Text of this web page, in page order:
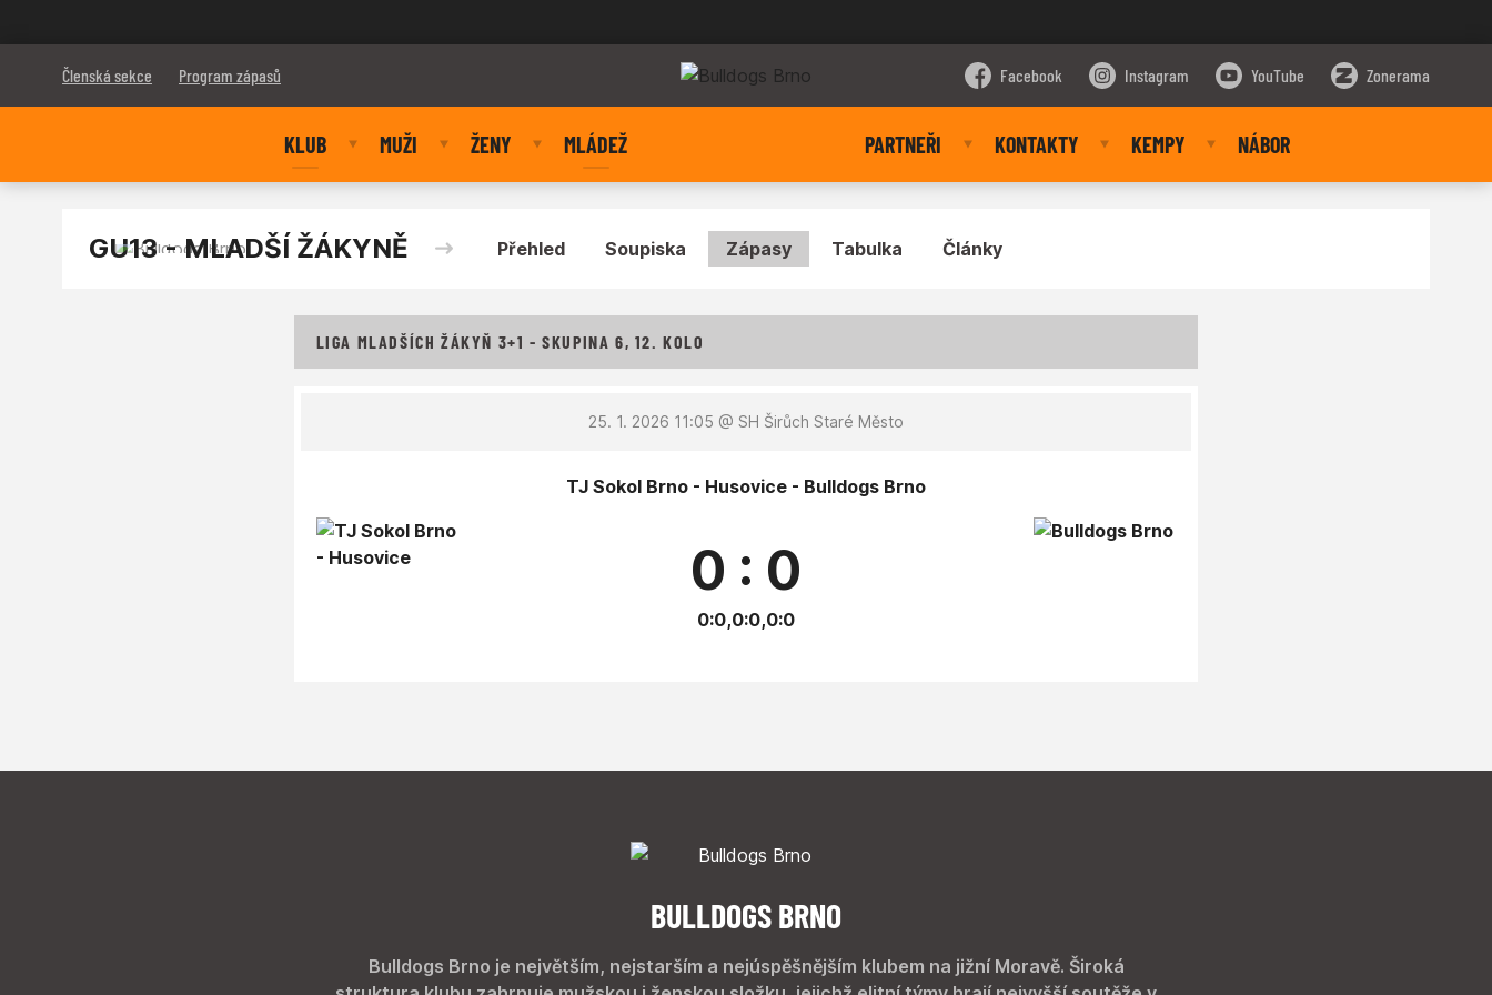
Členská sekce Program zápasů Facebook Instagram YouTube Zonerama
KLUB MUŽI ŽENY MLÁDEŽ PARTNEŘI KONTAKTY KEMPY NÁBOR
GU13 - MLADŠÍ ŽÁKYNĚ Přehled Soupiska Zápasy Tabulka Články
LIGA MLADŠÍCH ŽÁKYŇ 3+1 - SKUPINA 6, 12. KOLO
25. 1. 2026 11:05 @ SH Širůch Staré Město
TJ Sokol Brno - Husovice - Bulldogs Brno
0 : 0
0:0,0:0,0:0
BULLDOGS BRNO
Bulldogs Brno je největším, nejstarším a nejúspěšnějším klubem na jižní Moravě. Široká